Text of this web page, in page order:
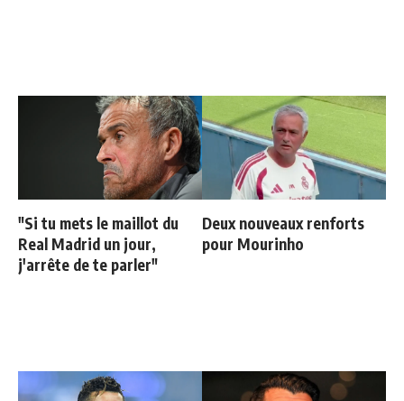
"Si tu mets le maillot du
Real Madrid un jour,
j'arrête de te parler"
Deux nouveaux renforts
pour Mourinho